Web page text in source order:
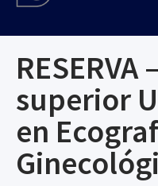
RESERVA
superior
en